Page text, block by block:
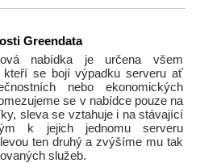
Greendata
nabídka je určena všem
kteří se bojí výpadku serveru ať
nebo ekonomických
se v nabídce pouze na
sleva se vztahuje i na stávající
k jejich jednomu serveru
ten druhý a zvýšíme mu tak
služeb.